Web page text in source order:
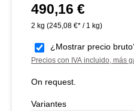
Precio normal:
490,16 €
2 kg (245,08 €* / 1 kg)
¿Mostrar precio
Precios con IVA incluido, más
On request.
Variantes